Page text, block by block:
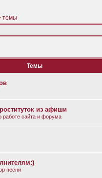
темы
Темы
из афиши
работе сайта и форума
песни